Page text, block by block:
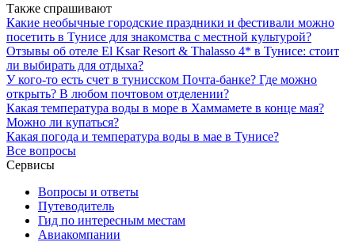
Также спрашивают
Какие необычные городские праздники и фестивали можно
посетить в Тунисе для знакомства с местной культурой?
Отзывы об отеле El Ksar Resort & Thalasso 4* в Тунисе: стоит
ли выбирать для отдыха?
У кого-то есть счет в тунисском Почта-банке? Где можно
открыть? В любом почтовом отделении?
Какая температура воды в море в Хаммамете в конце мая?
Можно ли купаться?
Какая погода и температура воды в мае в Тунисе?
Все вопросы
Сервисы
Вопросы и ответы
Путеводитель
Гид по интересным местам
Авиакомпании